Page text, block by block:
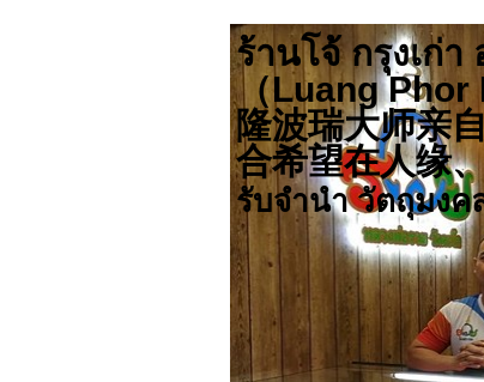
ร้านโจ้ กรุงเก่า
（Luang Phor
隆波瑞大师亲
合希望在人缘
รับจำนำ วัตถุมงค